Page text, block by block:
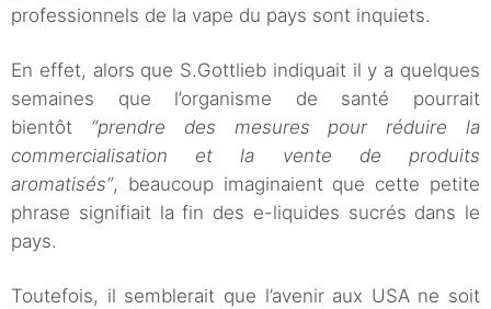
professionnels de la vape du pays sont inquiets.
En effet, alors que S.Gottlieb indiquait il y a quelques
semaines que l’organisme de santé pourrait
bientôt “prendre des mesures pour réduire la
commercialisation et la vente de produits
aromatisés”, beaucoup imaginaient que cette petite
phrase signifiait la fin des e-liquides sucrés dans le
pays.
Toutefois, il semblerait que l’avenir aux USA ne soit